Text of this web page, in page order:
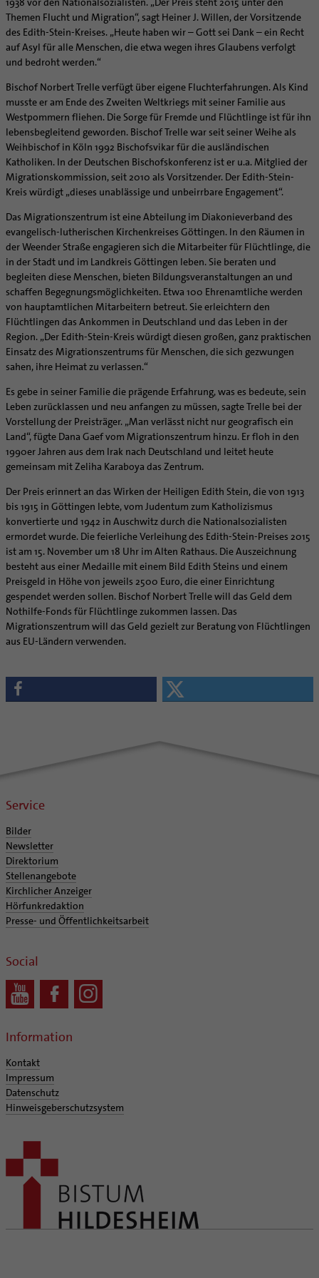
Katholisch heiraten
Hirtenwort: Ehe & Familie
Wissenswertes zur Hochzeit
Trausprüche aus der Bibel
Hochzeits-Symbole
Lebensende
Patientenverfügung
Wo ist der richtige Platz zum Sterben?
Spiritualität
Exerzitien
Auszeit
Geistliche Begleitung
Lebens- und Glaubensorte
Spirituelle Teambegleitung
Unterstützungsangebote für Seelsorgende
Seelsorgefelder
Männer
Queersensible Seelsorge
City- und Passanten
Arbeitnehmer
Altenheim | Senioren
Menschen mit Behinderung
Muttersprachen
Hospiz
Internet- und Telefon
Krankenhaus
Künstler
Glaubenswege
Ehe - Familie - Geschlechtergerechtigkeit
Kategoriale und Diakonale Seelsorge
Notfall
Polizei- und Feuerwehr
Schule
Gefängnisseelsorge
Segensorte
Team
Newsletter
Weitere Infos
Berufe in der Kirche
Raum für Vielfalt
Diakone
Gemeindereferent:in
Pastorale:r Mitarbeiter:in
Pastoralreferent:in
Priester
Kirchenmusiker:in
Religionslehrer:in
Freiwilligendienst
Soziale Berufe in der Caritas
Orden | Gemeinschaften
Frauenorden
Männerorden
Geistliche Gemeinschaften
Ritterorden
Ordo virginum
Bischöfliche Stiftung Gemeinsam für das Leben
Schulpastoral
Hochschulpastoral
Religionsunterricht
Service
Stellenanzeigen
Bistumsarchiv
Projekte
Bestände
Buchreihen
Gemeindeservice
Digitaler Lesesaal
Verein für Geschichte und Kunst im Bistum Hildesheim
Dombibliothek Hildesheim
Bundeskonferenz der kirchlichen Archive in Deutschland
Katholische Akademie des Bistums Hildesheim
Stärkung der Demokratie | Einsatz gegen Diskriminierung
LÜCHTENHOF
Familienbildungsstätten
Katholische Erwachsenenbildung
Forschungsinstitut für Philosophie Hannover
Weltkirche
Bolivienpartnerschaft
Projektförderung
Aus dem Bistum in die Welt
Infobrief Weltkirche
missio-Regionalstelle
Bolivienpartnerschaft
Bolivienkommission
Beratung Direktpartnerschaften
Finanzielle Förderung der Bolivienpartnerschaft
Ökologische Fonds
Politische Lobbyarbeit
Partnerschaftsvereinbarung
Bolivienpartnerschaft Bistum Trier
Bolivienreise mit Bischof Heiner
Bolivientag 2026
Internationale Freiwilligendienste
Rückkehrenden-Engagement (ehemalige Freiwillige)
Outgoing
Incoming
Taizé-Fahrt Herbst 2026
Schöpfungsgerecht 2035
Wir machen Kirche - schöpfungsgerecht
Biologische Vielfalt
Engagiert in der Gesellschaft
Energetisches Sanieren
Fördermittel finden
Mobilität
Ökotheologie
Schöpfungsspiritualität
Umweltbildung
Zukunftsräume
Aktuelles
Veranstaltungen
Angebote
Abenteuer Glaube
Unterstützung für Pfarreien und Einrichtungen
Prävention
Fortbildungen
Stellenangebote
Liturgie und Kirchenmusik
Lokale Kirchenentwicklung
#diegruenegemeinde
Internationale Freiwilligendienste
Büchereien
Medienstelle
Newsletter
Personalentwicklung
Unterstützungsangebot für Seelsorgende
Supervision
Coaching
Aufbrüche in der Kirche
KirchenZeitung online
Verwaltungsbeauftragte / Verwaltungsleitungen in
Pfarrgemeinden
Materialien
Aktuelles
Altersvorsorge und Ruhestand
Arbeitshilfen
Bistumsatlas
Beruf und Familie
KODA
Direktorium
Mitarbeitervertretung
Kirchlicher Anzeiger
Kirchliches Arbeitsrecht
Schematismus
Themen Flucht und Migration“, sagt Heiner J. Willen, der Vorsitzende
des Edith-Stein-Kreises. „Heute haben wir – Gott sei Dank – ein Recht
auf Asyl für alle Menschen, die etwa wegen ihres Glaubens verfolgt
und bedroht werden.“
Bischof Norbert Trelle verfügt über eigene Fluchterfahrungen. Als Kind
musste er am Ende des Zweiten Weltkriegs mit seiner Familie aus
Westpommern fliehen. Die Sorge für Fremde und Flüchtlinge ist für ihn
lebensbegleitend geworden. Bischof Trelle war seit seiner Weihe als
Weihbischof in Köln 1992 Bischofsvikar für die ausländischen
Katholiken. In der Deutschen Bischofskonferenz ist er u.a. Mitglied der
Migrationskommission, seit 2010 als Vorsitzender. Der Edith-Stein-
Kreis würdigt „dieses unablässige und unbeirrbare Engagement“.
Das Migrationszentrum ist eine Abteilung im Diakonieverband des
evangelisch-lutherischen Kirchenkreises Göttingen. In den Räumen in
der Weender Straße engagieren sich die Mitarbeiter für Flüchtlinge, die
in der Stadt und im Landkreis Göttingen leben. Sie beraten und
begleiten diese Menschen, bieten Bildungsveranstaltungen an und
schaffen Begegnungsmöglichkeiten. Etwa 100 Ehrenamtliche werden
von hauptamtlichen Mitarbeitern betreut. Sie erleichtern den
Flüchtlingen das Ankommen in Deutschland und das Leben in der
Region. „Der Edith-Stein-Kreis würdigt diesen großen, ganz praktischen
Einsatz des Migrationszentrums für Menschen, die sich gezwungen
sahen, ihre Heimat zu verlassen.“
Es gebe in seiner Familie die prägende Erfahrung, was es bedeute, sein
Leben zurücklassen und neu anfangen zu müssen, sagte Trelle bei der
Vorstellung der Preisträger. „Man verlässt nicht nur geografisch ein
Land“, fügte Dana Gaef vom Migrationszentrum hinzu. Er floh in den
1990er Jahren aus dem Irak nach Deutschland und leitet heute
gemeinsam mit Zeliha Karaboya das Zentrum.
Der Preis erinnert an das Wirken der Heiligen Edith Stein, die von 1913
bis 1915 in Göttingen lebte, vom Judentum zum Katholizismus
konvertierte und 1942 in Auschwitz durch die Nationalsozialisten
ermordet wurde. Die feierliche Verleihung des Edith-Stein-Preises 2015
ist am 15. November um 18 Uhr im Alten Rathaus. Die Auszeichnung
besteht aus einer Medaille mit einem Bild Edith Steins und einem
Preisgeld in Höhe von jeweils 2500 Euro, die einer Einrichtung
gespendet werden sollen. Bischof Norbert Trelle will das Geld dem
Nothilfe-Fonds für Flüchtlinge zukommen lassen. Das
Migrationszentrum will das Geld gezielt zur Beratung von Flüchtlingen
aus EU-Ländern verwenden.
Service
Bilder
Newsletter
Direktorium
Stellenangebote
Kirchlicher Anzeiger
Hörfunkredaktion
Presse- und Öffentlichkeitsarbeit
Social
Information
Kontakt
Impressum
Datenschutz
Hinweisgeberschutzsystem